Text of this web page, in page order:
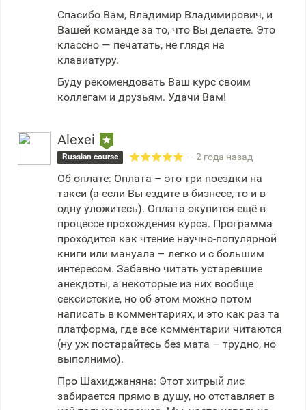
Спасибо Вам, Владимир Владимирович, и
Вашей команде за то, что Вы делаете. Это
классно — печатать, не глядя на
клавиатуру.
Буду рекомендовать Ваш курс своим
коллегам и друзьям. Удачи Вам!
Alexei
Russian course — 2 года назад
Об оплате: Оплата – это три поездки на
такси (а если Вы ездите в бизнесе, то и в
одну уложитесь). Оплата окупится ещё в
процессе прохождения курса. Программа
проходится как чтение научно-популярной
книги или мануала – легко и с большим
интересом. Забавно читать устаревшие
анекдоты, а некоторые из них вообще
сексистские, но об этом можно потом
написать в комментариях, и это как раз та
платформа, где все комментарии читаются
(ну уж постарайтесь без мата – трудно, но
выполнимо).
Про Шахиджаняна: Этот хитрый лис
забирается прямо в душу, но отставляет в